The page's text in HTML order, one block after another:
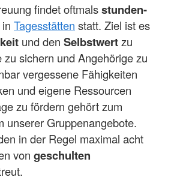
findet oftmalsstunden-
in Tagesstätten statt. Ziel ist es
und den Selbstwertzu
zu sichern und Angehörige zu
vergessene Fähigkeiten
und eigene Ressourcen
zu fördern gehört zum
unserer Gruppenangebote.
in der Regel maximal acht
von geschulten